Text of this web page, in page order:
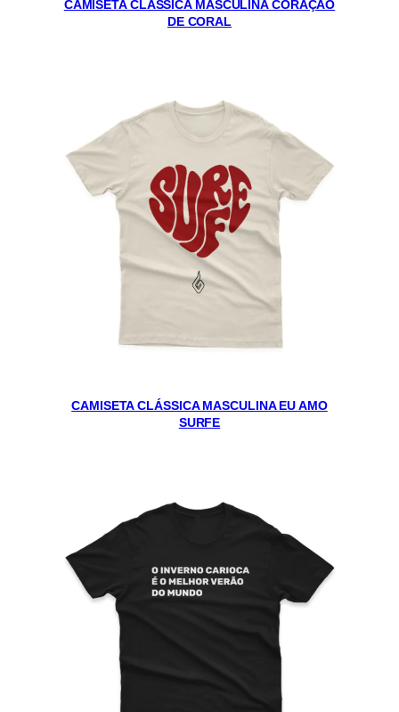
CAMISETA CLÁSSICA MASCULINA CORAÇÃO
DE CORAL
CAMISETA CLÁSSICA MASCULINA EU AMO
SURFE